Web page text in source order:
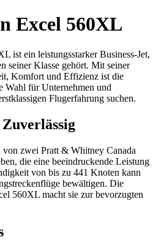
Excel 560XL
ist ein leistungsstarker Business-Jet,
seiner Klasse gehört. Mit seiner
Komfort und Effizienz ist die
Wahl für Unternehmen und
Flugerfahrung suchen.
zwei Pratt & Whitney Canada
die eine beeindruckende Leistung
von bis zu 441 Knoten kann
bewältigen. Die
560XL macht sie zur bevorzugten